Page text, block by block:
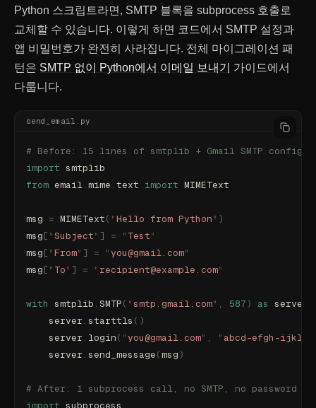
Python 스크립트라면, SMTP 블록을 subprocess 호출로
교체할 수 있습니다. 이렇게 하면 코드에서 SMTP 설정과
앱 비밀번호가 완전히 사라집니다. 전체 마이그레이션 패
턴은 SMTP 없이 Python에서 이메일 보내기
가이드에서
다룹니다.
send_email.py
# Before: 15 lines of smtplib + Gmail SMTP config
import smtplib
from email. mime . text import MIMEText
msg = MIMEText( "Hello from Python" )
msg[ "Subject" ] = " Test"
msg[ "From" ] = "you@gmail.com"
msg[ " To" ] = " recipient@example.com"
with smtplib . SMTP( " smtp.gmail.com" , 587 ) as server
    server
. starttls ()
    server
. login( "you@gmail.com" , " abcd-efgh-ijkl-
    server
. send_message(msg )
# After: 1 subprocess call, no SMTP, no password in
import subprocess